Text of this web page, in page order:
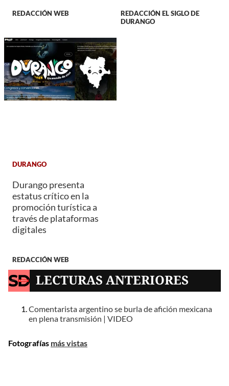
REDACCIÓN WEB
REDACCIÓN EL SIGLO DE
DURANGO
DURANGO
Durango presenta
estatus crítico en la
promoción turística a
través de plataformas
digitales
REDACCIÓN WEB
LECTURAS ANTERIORES
Comentarista argentino se burla de afición mexicana
en plena transmisión | VIDEO
Fotografías más vistas